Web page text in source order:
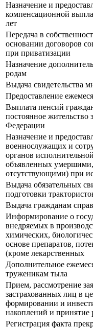
Назначение и
компенсационной
лет
Передача в
основании договоров
при приватизации
Назначение
родам
Выдача свидетельства
Предоставление
Выплата пенсий
постоянное жительство
Федерации
Назначение и
военнослужащих и
органов
объявленных
отсутствующими) при
Выдача обязательных
подготовки
Выдача гражданам
Информирование о
внедряемых в
химических,
основе препаратов,
(кроме лекарственных
Дополнительное
труженикам тыла
Прием, рассмотрение
застрахованных лиц в
формировании и
накоплений и
Регистрация факта